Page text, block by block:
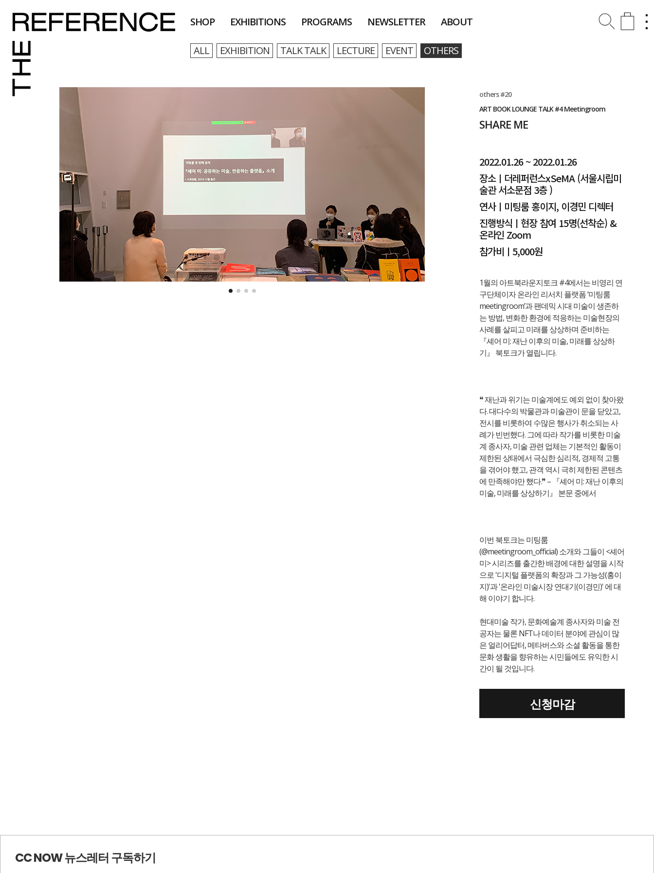
SHOP EXHIBITIONS PROGRAMS NEWSLETTER ABOUT
ALL EXHIBITION TALK TALK LECTURE EVENT OTHERS
others #20
ART BOOK LOUNGE TALK #4 Meetingroom
SHARE ME
2022.01.26 ~ 2022.01.26
장소ㅣ더레퍼런스xSeMA (서울시립미
술관 서소문점 3층 )
연사ㅣ미팅룸 홍이지, 이경민 디렉터
진행방식ㅣ현장 참여 15명(선착순) &
온라인 Zoom
참가비ㅣ5,000원
1월의 아트북라운지토크 #4에서는 비영리 연
구단체이자 온라인 리서치 플랫폼 ‘미팅룸
meetingroom’과 팬데믹 시대 미술이 생존하
는 방법, 변화한 환경에 적응하는 미술현장의
사례를 살피고 미래를 상상하며 준비하는
『셰어 미: 재난 이후의 미술, 미래를 상상하
기』 북토크가 열립니다.
❝ 재난과 위기는 미술계에도 예외 없이 찾아왔
다. 대다수의 박물관과 미술관이 문을 닫았고,
전시를 비롯하여 수많은 행사가 취소되는 사
례가 빈번했다. 그에 따라 작가를 비롯한 미술
계 종사자, 미술 관련 업체는 기본적인 활동이
제한된 상태에서 극심한 심리적, 경제적 고통
을 겪어야 했고, 관객 역시 극히 제한된 콘텐츠
에 만족해야만 했다.❞ – 『셰어 미: 재난 이후의
미술, 미래를 상상하기』 본문 중에서
이번 북토크는 미팅룸
(@meetingroom_official) 소개와 그들이 <셰어
미> 시리즈를 출간한 배경에 대한 설명을 시작
으로 '디지털 플랫폼의 확장과 그 가능성(홍이
지)'과 '온라인 미술시장 연대기(이경민)' 에 대
해 이야기 합니다.
현대미술 작가, 문화예술계 종사자와 미술 전
공자는 물론 NFT나 데이터 분야에 관심이 많
은 얼리어답터, 메타버스와 소셜 활동을 통한
문화 생활을 향유하는 시민들에도 유익한 시
간이 될 것입니다.
신청마감
CC NOW 뉴스레터 구독하기